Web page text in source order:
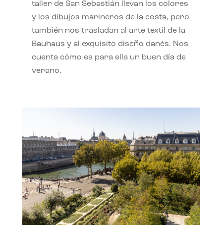
taller de San Sebastián llevan los colores
y los dibujos marineros de la costa, pero
también nos trasladan al arte textil de la
Bauhaus y al exquisito diseño danés. Nos
cuenta cómo es para ella un buen día de
verano.